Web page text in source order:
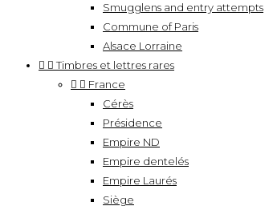
Smugglens and entry attempts
Commune of Paris
Alsace Lorraine
  Timbres et lettres rares
  France
Cérès
Présidence
Empire ND
Empire dentelés
Empire Laurés
Siège